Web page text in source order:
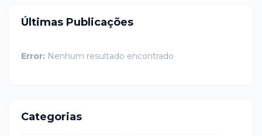
Últimas Publicações
Error: Nenhum resultado encontrado
Categorias